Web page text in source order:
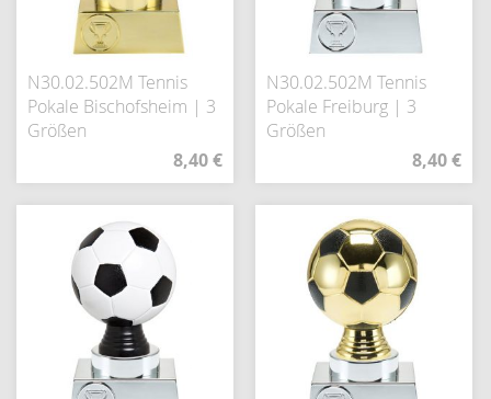
N30.02.502M Tennis
Pokale Bischofsheim | 3
Größen
8,40 €
N30.02.502M Tennis
Pokale Freiburg | 3
Größen
8,40 €